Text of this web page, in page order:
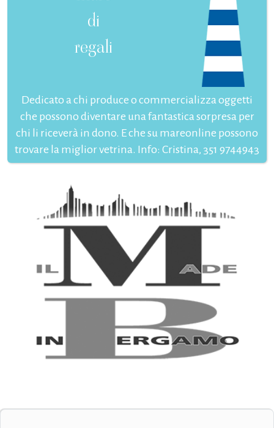
di
regali
Dedicato a chi produce o commercializza oggetti
che possono diventare una fantastica sorpresa per
chi li riceverà in dono. E che su mareonline possono
trovare la miglior vetrina. Info: Cristina, 351 9744943